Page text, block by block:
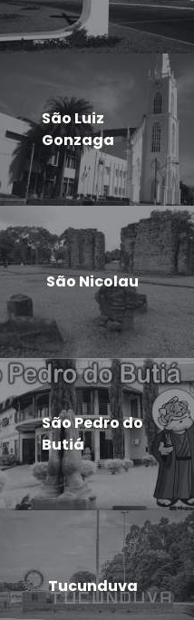
São Luiz
Gonzaga
São Nicolau
São Pedro do
Butiá
Tucunduva